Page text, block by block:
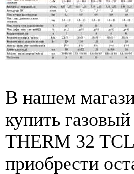
В нашем
купить
THERM 32
приобрести